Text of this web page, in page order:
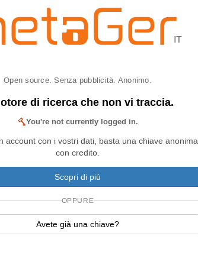
IT
Open source. Senza pubblicità. Anonimo.
di ricerca che non vi traccia.
You're not currently logged in.
account con i vostri dati, basta una chiave anonima
con credito.
Scopri di più
OPPURE
Avete già una chiave?